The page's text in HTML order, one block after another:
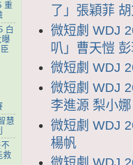
了」張穎菲
微短劇 WDJ
叭」曹天愷
微短劇 WDJ
微短劇 WDJ
李進源 梨小娜
微短劇 WDJ
楊帆
重
白
慧
救